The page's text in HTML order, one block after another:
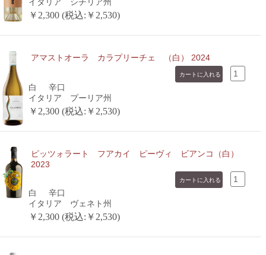
￥2,300 (税込:￥2,530)
アマストオーラ カラプリーチェ （白） 2024
白
辛口
イタリア プーリア州
￥2,300 (税込:￥2,530)
ピッツォラート フアカイ ピーヴィ ビアンコ（白）
2023
白
辛口
イタリア ヴェネト州
￥2,300 (税込:￥2,530)